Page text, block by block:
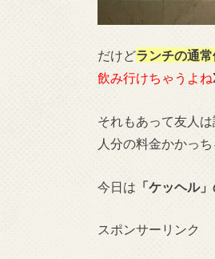
だけどランチの通
飲み行けちゃうよね
それもあって友人
人分の料金かかっ
今日は 「ケッヘル
スポンサーリンク